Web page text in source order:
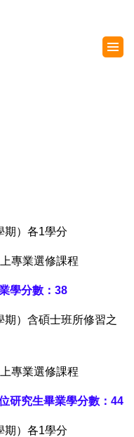
期）各1學分
專業選修課程
學分數：38
期）含碩士班所修習之
專業選修課程
研究生畢業學分數：44
期）各1學分